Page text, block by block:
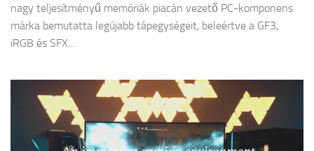
nagy teljesítményű memóriák piacán vezető PC-komponens
márka bemutatta legújabb tápegységeit, beleértve a GF3,
iRGB és SFX...